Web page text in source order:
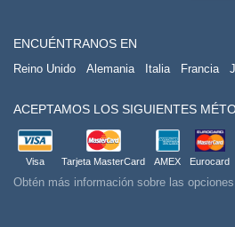
ENCUÉNTRANOS EN
Reino Unido Alemania Italia Francia
ACEPTAMOS LOS SIGUIENTES
Visa Tarjeta MasterCard AMEX Eurocard
Obtén más información sobre las